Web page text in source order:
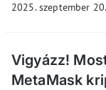
2025. szeptember 20.
Vigyázz!
MetaMask